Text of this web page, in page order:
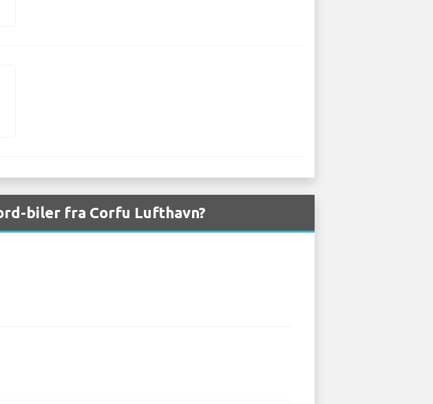
biler fra Corfu Lufthavn?